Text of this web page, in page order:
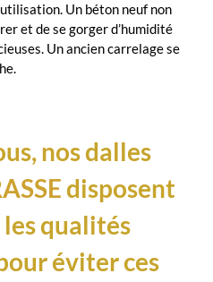
Un béton neuf non
et de se gorger d’humidité
Un ancien carrelage se
nos dalles
disposent
qualités
éviter ces